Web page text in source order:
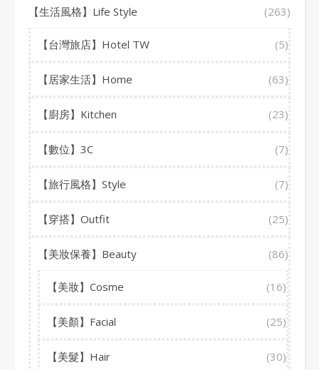
【生活風格】Life Style (263)
【台灣旅店】Hotel TW (5)
【居家生活】Home (63)
【廚房】Kitchen (23)
【數位】3C (7)
【旅行風格】Style (7)
【穿搭】Outfit (25)
【美妝保養】Beauty (86)
【美妝】Cosme (16)
【美顏】Facial (25)
【美髮】Hair (30)